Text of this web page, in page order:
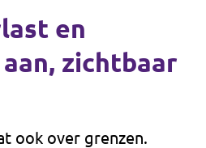
en
zichtbaar
ook over grenzen.